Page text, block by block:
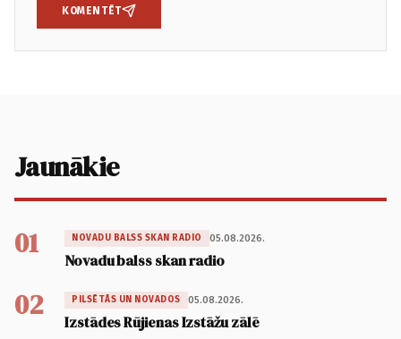
KOMENTĒT
Jaunākie
01 NOVADU BALSS SKAN RADIO 05.08.2026.
Novadu balss skan radio
02 PILSĒTĀS UN NOVADOS 05.08.2026.
Izstādes Rūjienas Izstāžu zālē